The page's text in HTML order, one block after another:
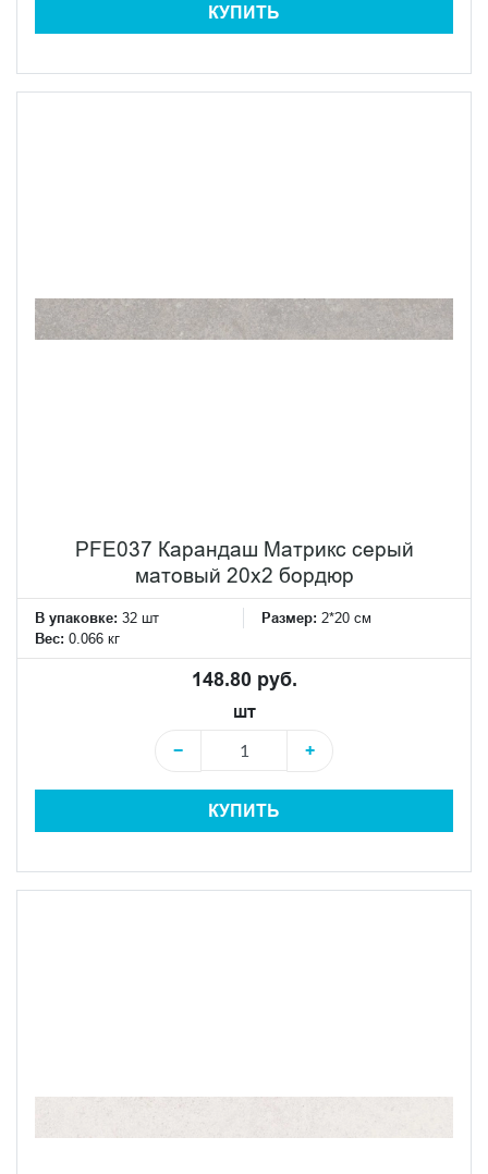
КУПИТЬ
PFE037 Карандаш Матрикс серый
матовый 20х2 бордюр
В упаковке: 32 шт Размер: 2*20 см
Вес: 0.066 кг
148.80 руб.
шт
−
+
КУПИТЬ